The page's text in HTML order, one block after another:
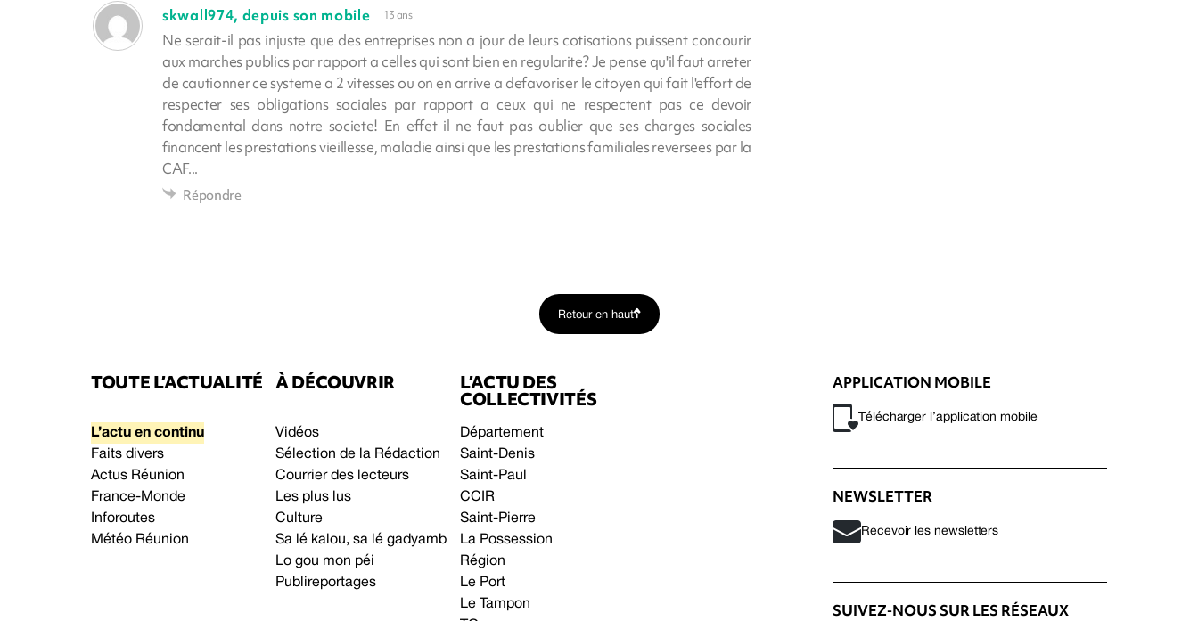
skwall974, depuis son mobile 13 ans
Ne serait-il pas injuste que des entreprises non a jour de leurs cotisations puissent concourir
aux marches publics par rapport a celles qui sont bien en regularite? Je pense qu'il faut arreter
de cautionner ce systeme a 2 vitesses ou on en arrive a defavoriser le citoyen qui fait l'effort de
respecter ses obligations sociales par rapport a ceux qui ne respectent pas ce devoir
fondamental dans notre societe! En effet il ne faut pas oublier que ses charges sociales
financent les prestations vieillesse, maladie ainsi que les prestations familiales reversees par la
CAF...
Répondre
Retour en haut
TOUTE L’ACTUALITÉ
L’actu en continu
Faits divers
Actus Réunion
France-Monde
Inforoutes
Météo Réunion
À DÉCOUVRIR
Vidéos
Sélection de la Rédaction
Courrier des lecteurs
Les plus lus
Culture
Sa lé kalou, sa lé gadyamb
Lo gou mon péi
Publireportages
L’ACTU DES
COLLECTIVITÉS
Département
Saint-Denis
Saint-Paul
CCIR
Saint-Pierre
La Possession
Région
Le Port
Le Tampon
APPLICATION MOBILE
Télécharger l’application mobile
NEWSLETTER
Recevoir les newsletters
SUIVEZ-NOUS SUR LES RÉSEAUX